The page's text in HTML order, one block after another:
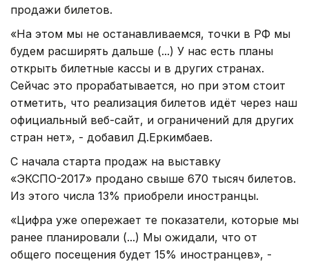
продажи билетов.
«На этом мы не останавливаемся, точки в РФ мы
будем расширять дальше (...) У нас есть планы
открыть билетные кассы и в других странах.
Сейчас это прорабатывается, но при этом стоит
отметить, что реализация билетов идёт через наш
официальный веб-сайт, и ограничений для других
стран нет», - добавил Д.Еркимбаев.
С начала старта продаж на выставку
«ЭКСПО-2017» продано свыше 670 тысяч билетов.
Из этого числа 13% приобрели иностранцы.
«Цифра уже опережает те показатели, которые мы
ранее планировали (...) Мы ожидали, что от
общего посещения будет 15% иностранцев», -